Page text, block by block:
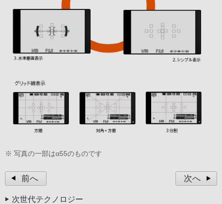
※ 写真の一部はα55のものです
前へ 次へ
次世代テクノロジー